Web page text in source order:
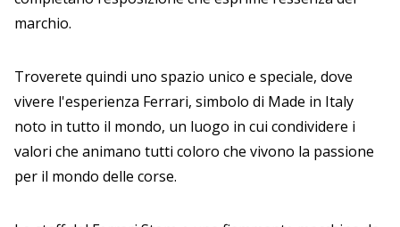
marchio.
Troverete quindi uno spazio unico e speciale, dove
vivere l'esperienza Ferrari, simbolo di Made in Italy
noto in tutto il mondo, un luogo in cui condividere i
valori che animano tutti coloro che vivono la passione
per il mondo delle corse.